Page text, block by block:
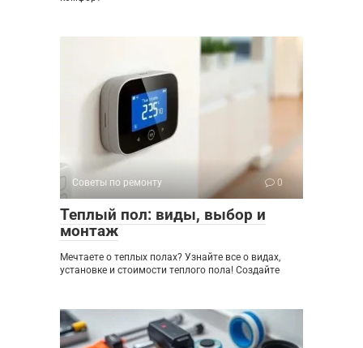
Советы по ремонту 0
Теплый пол: виды, выбор и
монтаж
Мечтаете о теплых полах? Узнайте все о видах,
установке и стоимости теплого пола! Создайте